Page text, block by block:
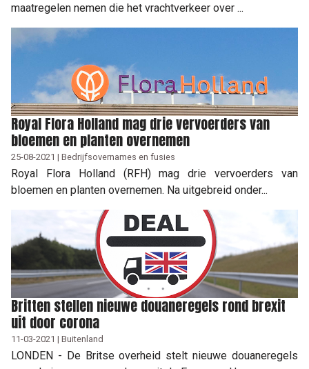
maatregelen nemen die het vrachtverkeer over ...
Royal Flora Holland mag drie vervoerders van
bloemen en planten overnemen
25-08-2021 | Bedrijfsovernames en fusies
Royal Flora Holland (RFH) mag drie vervoerders van
bloemen en planten overnemen. Na uitgebreid onder...
Britten stellen nieuwe douaneregels rond brexit
uit door corona
11-03-2021 | Buitenland
LONDEN - De Britse overheid stelt nieuwe douaneregels